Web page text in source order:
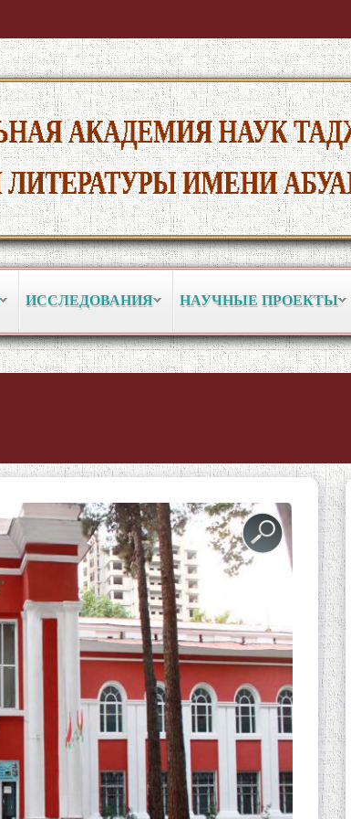
ИССЛЕДОВАНИЯ НАУЧНЫЕ ПРОЕКТЫ